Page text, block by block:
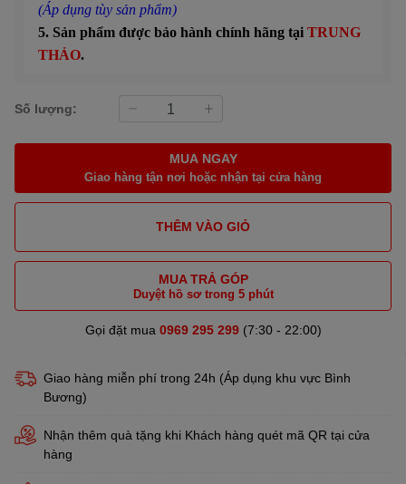
(Áp dụng tùy sản phẩm)
5. Sản phẩm được bảo hành chính hãng tại TRUNG
THẢO.
Số lượng:
MUA NGAY
Giao hàng tận nơi hoặc nhận tại cửa hàng
THÊM VÀO GIỎ
MUA TRẢ GÓP
Duyệt hồ sơ trong 5 phút
Gọi đặt mua 0969 295 299(7:30 - 22:00)
Giao hàng miễn phí trong 24h (Áp dụng khu vực Bình
Bương)
Nhận thêm quà tặng khi Khách hàng quét mã QR tại cửa
hàng